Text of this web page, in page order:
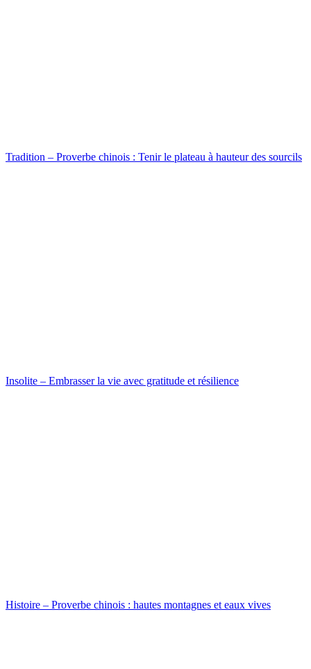
Tradition – Proverbe chinois : Tenir le plateau à hauteur des sourcils
Insolite – Embrasser la vie avec gratitude et résilience
Histoire – Proverbe chinois : hautes montagnes et eaux vives